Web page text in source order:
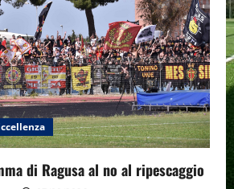
di Ragusa al no al ripescaggio